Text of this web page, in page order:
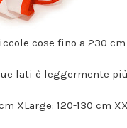
cose fino a 230
lati è leggermente
XLarge: 120-130 cm